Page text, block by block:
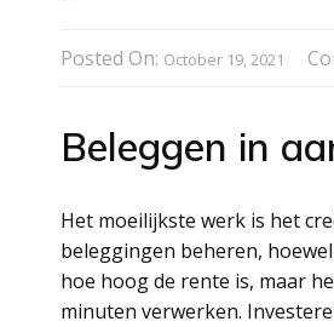
Posted On: October 19, 2021
Beleggen in
Het moeilijkste werk is het
beleggingen beheren,
hoe hoog de rente is, maar
minuten verwerken.